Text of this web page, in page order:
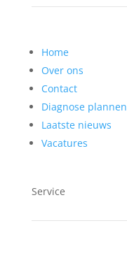
Home
Over ons
Contact
Diagnose plannen
Laatste nieuws
Vacatures
Service